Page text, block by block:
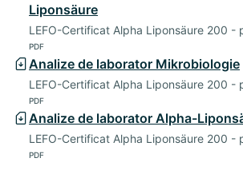
Liponsäure
LEFO-Certificat Alpha Liponsäure 200 -
PDF
Analize de laborator Mikrobiologie
LEFO-Certificat Alpha Liponsäure 200 -
PDF
Analize de laborator Alpha-
LEFO-Certificat Alpha Liponsäure 200 -
PDF